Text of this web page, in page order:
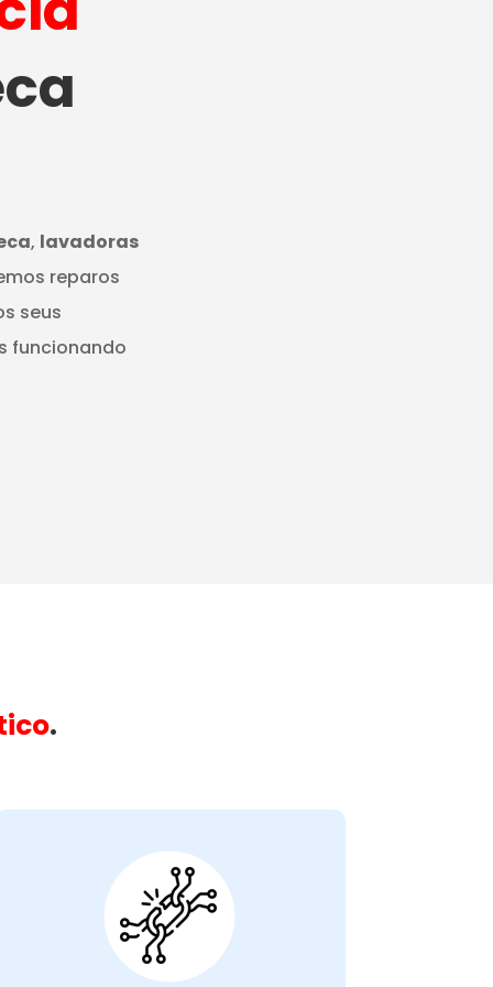
, lavadoras
reparos
seus
funcionando
.
Máquina Com
Resistência
Queimada:
resistência queimada